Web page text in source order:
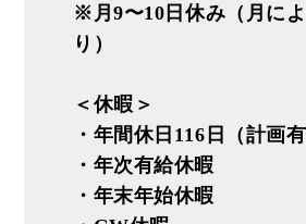
∟期間は短くて1か月程、長く
∟大規模改修はJV制度採用
当社が行うのは家というハコを
のではなく、暮らしをつくる
「ライフスタイル提案」です。
おしゃれな家を設計するのでは
※月9〜10日休み（月に
り）
＜休暇＞
・年間休日116日（計画
・年次有給休暇
・年末年始休暇